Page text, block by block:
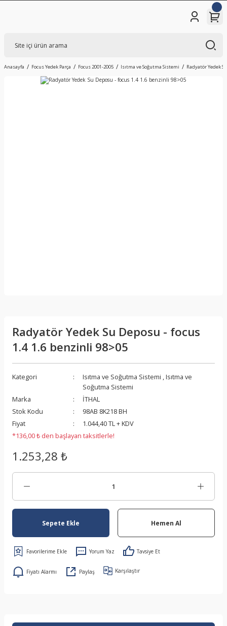
Anasayfa Focus Yedek Parça Focus 2001-2005 Isıtma ve Soğutma Sistemi Radyatör Yedek
Radyatör Yedek Su Deposu - focus
1.4 1.6 benzinli 98>05
Kategori Isıtma ve Soğutma Sistemi ,Isıtma ve
Soğutma Sistemi
Marka
İTHAL
Stok Kodu
98AB 8K218 BH
Fiyat
1.044,40 TL + KDV
*136,00 ₺ den başlayan taksitlerle!
1.253,28 ₺
Sepete Ekle Hemen Al
Yorum Yaz Tavsiye Et
Fiyatı Alarmı Paylaş Karşılaştır